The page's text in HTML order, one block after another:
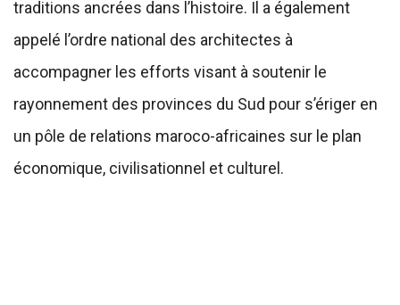
traditions ancrées dans l’histoire. Il a également
appelé l’ordre national des architectes à
accompagner les efforts visant à soutenir le
rayonnement des provinces du Sud pour s’ériger en
un pôle de relations maroco-africaines sur le plan
économique, civilisationnel et culturel.